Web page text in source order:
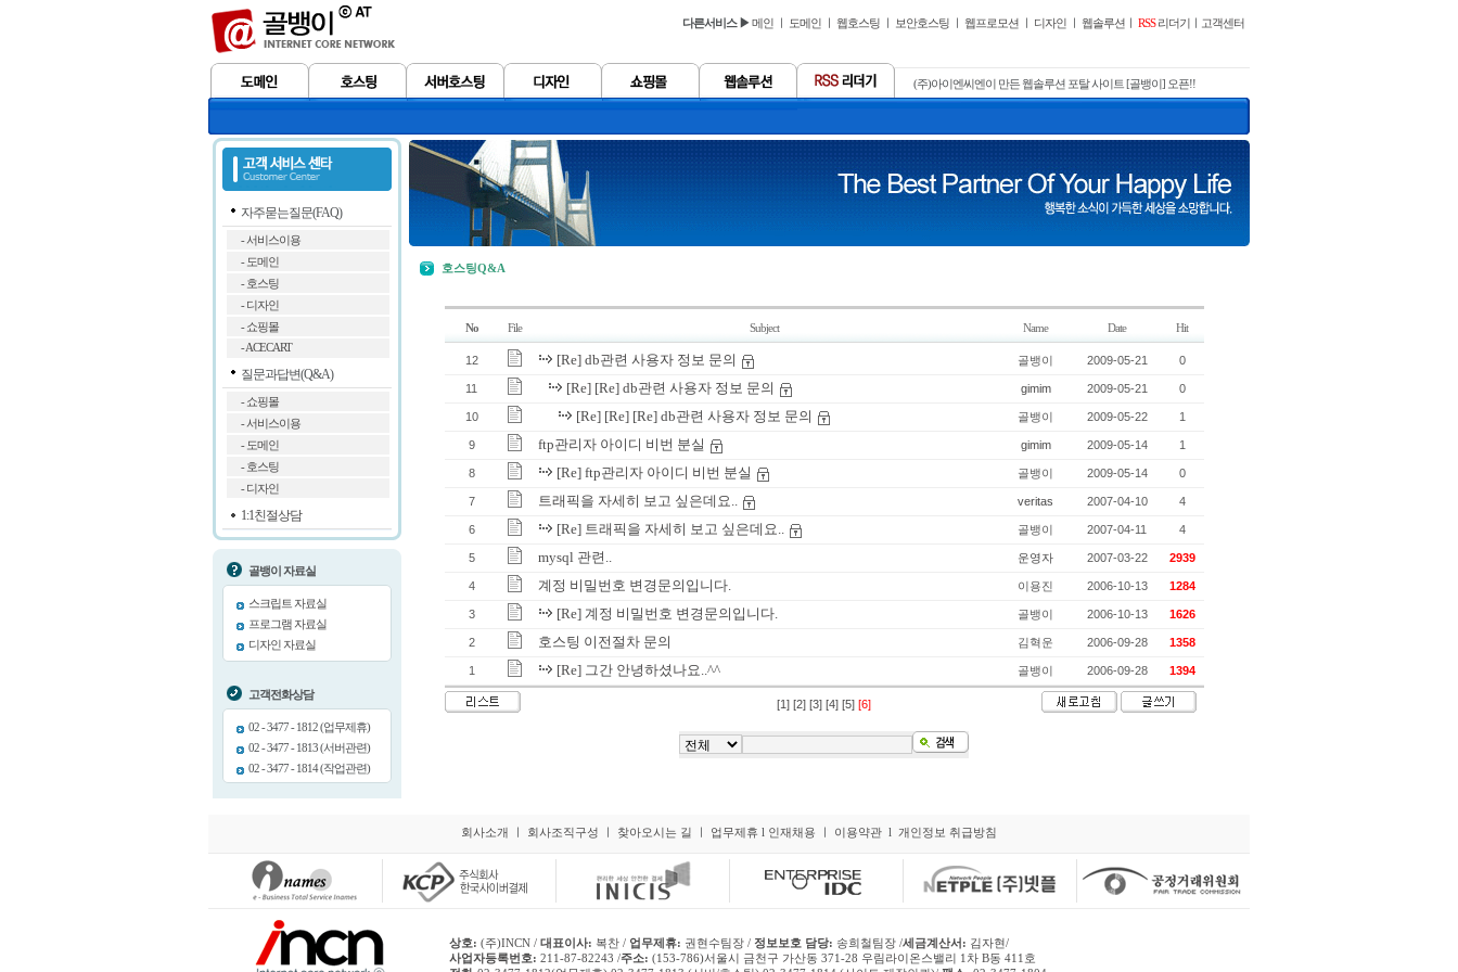
다른서비스 ▶메인 도메인 웹호스팅 보안호스팅 웹프로모션 디자인 웹솔루션 RSS리더기 고객센터
(주)아이엔씨엔이 만든 웹솔루션 포탈 사이트 [골뱅이] 오픈!!
자주묻는질문(FAQ)
- 서비스이용
- 도메인
- 호스팅
- 디자인
- 쇼핑몰
- ACECART
질문과답변(Q&A)
- 쇼핑몰
- 서비스이용
- 도메인
- 호스팅
- 디자인
1:1친절상담
골뱅이 자료실
스크립트 자료실
프로그램 자료실
디자인 자료실
고객전화상담
02 - 3477 - 1812 (업무제휴)
02 - 3477 - 1813 (서버관련)
02 - 3477 - 1814 (작업관련)
호스팅Q&A
No File Subject Name Date Hit
12 [Re] db관련 사용자 정보 문의 골뱅이 2009-05-21 0
11 [Re] [Re] db관련 사용자 정보 문의 gimim 2009-05-21 0
10 [Re] [Re] [Re] db관련 사용자 정보 문의 골뱅이 2009-05-22 1
9 ftp관리자 아이디 비번 분실 gimim 2009-05-14 1
8 [Re] ftp관리자 아이디 비번 분실 골뱅이 2009-05-14 0
7 트래픽을 자세히 보고 싶은데요.. veritas 2007-04-10 4
6 [Re] 트래픽을 자세히 보고 싶은데요.. 골뱅이 2007-04-11 4
5 mysql 관련.. 운영자 2007-03-22 2939
4 계정 비밀번호 변경문의입니다. 이용진 2006-10-13 1284
3 [Re] 계정 비밀번호 변경문의입니다. 골뱅이 2006-10-13 1626
2 호스팅 이전절차 문의 김혁운 2006-09-28 1358
1 [Re] 그간 안녕하셨나요..^^ 골뱅이 2006-09-28 1394
[1] [2] [3] [4] [5] [6]
회사소개 회사조직구성 찾아오시는 길 업무제휴 l 인재채용 이용약관 l 개인정보 취급방침
상호: (주)INCN / 대표이사: 복찬 / 업무제휴: 권현수팀장 / 정보보호 담당: 송희철팀장 /세금계산서: 김자현/
사업자등록번호: 211-87-82243 /주소: (153-786)서울시 금천구 가산동 371-28 우림라이온스밸리 1차 B동 411호